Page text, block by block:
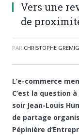
Vers une
de
PAR CHRISTOPHE
L’e-commerce
C’est la question
soir Jean-Louis
de partage
Pépinière